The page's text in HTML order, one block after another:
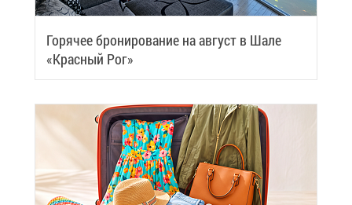
Го­ря­чее бро­ни­ро­ва­ние на ав­густ в Ша­ле
«Крас­ный Рог»